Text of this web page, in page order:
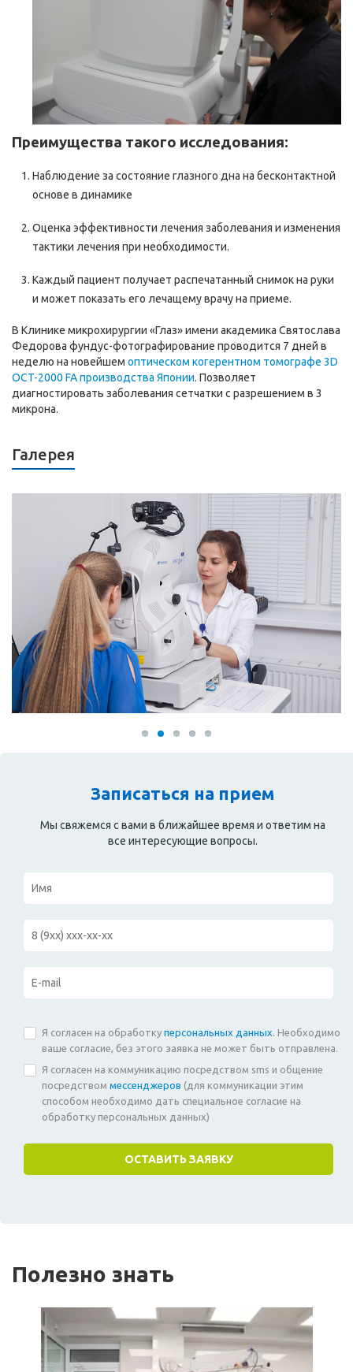
Преимущества такого исследования:
Наблюдение за состояние глазного дна на бесконтактной
основе в динамике
Оценка эффективности лечения заболевания и изменения
тактики лечения при необходимости.
Каждый пациент получает распечатанный снимок на руки
и может показать его лечащему врачу на приеме.
В Клинике микрохирургии «Глаз» имени академика Святослава
Федорова фундус-фотографирование проводится 7 дней в
неделю на новейшем оптическом когерентном томографе 3D
OCT-2000 FA производства Японии. Позволяет
диагностировать заболевания сетчатки с разрешением в 3
микрона.
Галерея
Записаться на прием
Мы свяжемся с вами в ближайшее время и ответим на
все интересующие вопросы.
Я согласен на обработку персональных данных. Необходимо
ваше согласие, без этого заявка не может быть отправлена.
Я согласен на коммуникацию посредством sms и общение
посредством мессенджеров (для коммуникации этим
способом необходимо дать специальное согласие на
обработку персональных данных)
Полезно знать